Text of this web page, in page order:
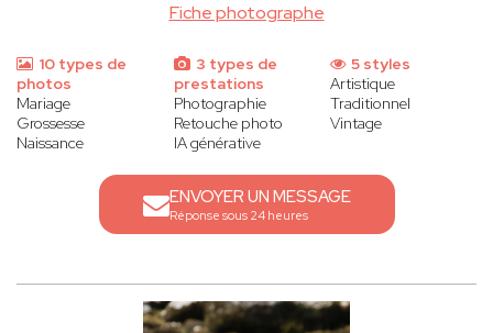
Fiche photographe
10 types de
photos
Mariage
Grossesse
Naissance
3 types de
prestations
Photographie
Retouche photo
IA générative
5 styles
Artistique
Traditionnel
Vintage
ENVOYER UN MESSAGE
Réponse sous 24 heures